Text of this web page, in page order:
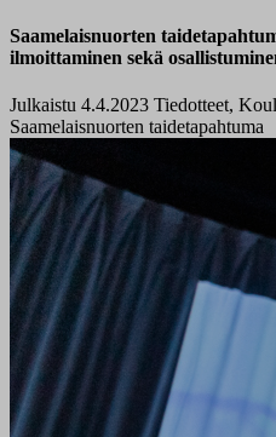
Saamelaisnuorten
ilmoittaminen sekä
Julkaistu 4.4.2023 Tiedotteet,
Saamelaisnuorten taidetapahtuma